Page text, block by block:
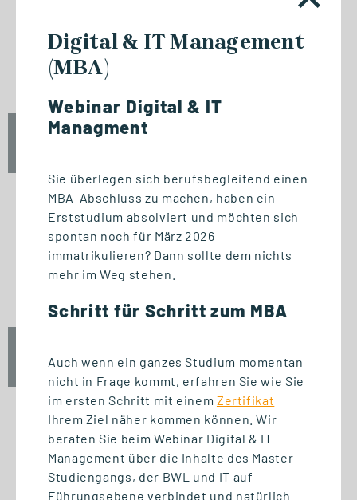
Experttalk: Future-Ready
Leadership - Mensch & KI
Fr., 18. September 2026
INFO-SESSION (KOSTENFREI)
Berufsbegleitend zum Master
oder MBA
17:00 - 18:30 Uhr
START STUDIENGANG
Biomedizinische Informatik
Digital & IT Management
(MBA)
Webinar Digital & IT
Managment
Sie überlegen sich berufsbegleitend einen
MBA-Abschluss zu machen, haben ein
Erststudium absolviert und möchten sich
spontan noch für März 2026
immatrikulieren? Dann sollte dem nichts
mehr im Weg stehen.
Schritt für Schritt zum MBA
Auch wenn ein ganzes Studium momentan
nicht in Frage kommt, erfahren Sie wie Sie
im ersten Schritt mit einem Zertifikat
Ihrem Ziel näher kommen können. Wir
beraten Sie beim Webinar Digital & IT
Management über die Inhalte des Master-
Studiengangs, der BWL und IT auf
Führungsebene verbindet und natürlich